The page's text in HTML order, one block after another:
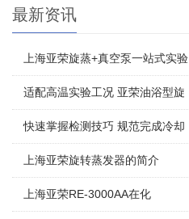
最新资讯
上海亚荣旋蒸+真空泵一站式实验
适配高温实验工况 亚荣油浴型旋
快速掌握检测技巧 规范完成冷却
上海亚荣旋转蒸发器的简介
上海亚荣RE-3000AA在化